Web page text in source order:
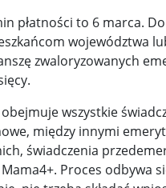
płatności to 6 marca.
województwa
zwaloryzowanych
wszystkie
między innymi
świadczenia
Proces odbywa